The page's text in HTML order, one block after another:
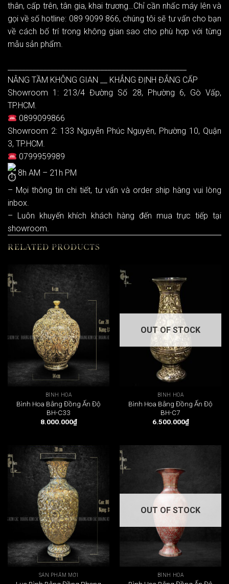
thân, cấp trên, tân gia, khai trương…Chỉ cần nhấc máy lên và
gọi về số hotline: 089 9099 866, chúng tôi sẽ tư vấn cho bạn
về cách bố trí trong không gian sao cho phù hợp với từng
mẫu sản phẩm.
NÂNG TẦM KHÔNG GIAN __ KHẲNG ĐỊNH ĐẲNG CẤP
Showroom 1: 213/4 Đường Số 28, Phường 6, Gò Vấp,
TP.HCM.
0899099866
Showroom 2: 133 Nguyễn Phúc Nguyên, Phường 10, Quận
3, TP.HCM.
0799959989
8h AM – 21h PM
– Mọi thông tin chi tiết, tư vấn và order ship hàng vui lòng
inbox.
– Luôn khuyến khích khách hàng đến mua trực tiếp tại
showroom.
RELATED PRODUCTS
BÌNH HOA
Bình Hoa Bằng Đồng Ấn Độ
BH-C33
8.000.000₫
OUT OF STOCK
BÌNH HOA
Bình Hoa Bằng Đồng Ấn Độ
BH-C7
6.500.000₫
SẢN PHẨM MỚI
OUT OF STOCK
BÌNH HOA